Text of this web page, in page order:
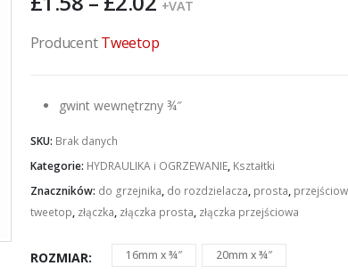
od
£2.02
+VAT
ProducentTweetop
gwint wewnętrzny ¾″
SKU: Brak danych
Kategorie: HYDRAULIKA i OGRZEWANIE, Kształtki
Znaczników: do grzejnika, do rozdzielacza, prosta,
tweetop, złączka, złączka prosta, złączka przejściowa
ROZMIAR 16mm x ¾″ 20mm x ¾″